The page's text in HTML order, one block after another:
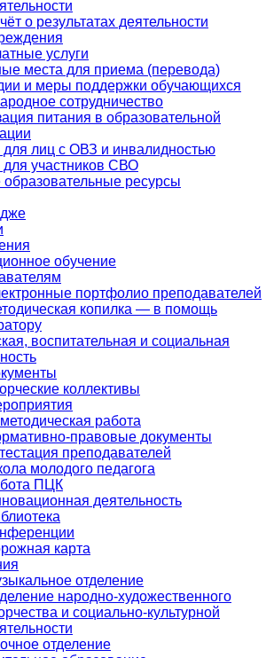
о результатах деятельности
услуги
места для приема (перевода)
и меры поддержки обучающихся
сотрудничество
питания в образовательной
лиц с ОВЗ и инвалидностью
участников СВО
ресурсы
обучение
портфолио преподавателей
копилка — в помощь
воспитательная и социальная
коллективы
работа
правовые документы
преподавателей
молодого педагога
ПЦК
деятельность
карта
отделение
народно-художественного
и социально-культурной
отделение